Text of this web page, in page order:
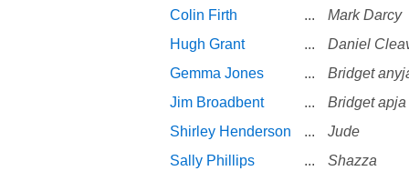
Colin Firth
...
Mark Darcy
Hugh Grant
...
Daniel
Gemma Jones
...
Bridget
Jim Broadbent
...
Bridget apja
Shirley Henderson
...
Jude
Sally Phillips
...
Shazza